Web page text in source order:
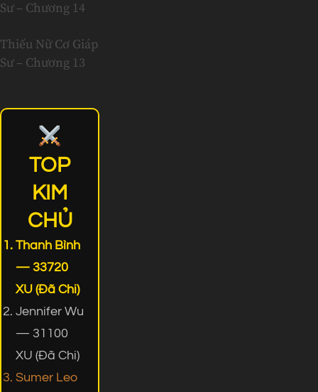
Sư – Chương 14
Thiếu Nữ Cơ Giáp
Sư – Chương 13
TOP
KIM
CHỦ
Thanh Bình
— 33720
XU (Đã Chi)
Jennifer Wu
— 31100
XU (Đã Chi)
Sumer Leo